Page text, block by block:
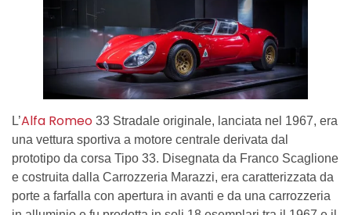
L’Alfa Romeo 33 Stradale originale, lanciata nel 1967, era
una vettura sportiva a motore centrale derivata dal
prototipo da corsa Tipo 33. Disegnata da Franco Scaglione
e costruita dalla Carrozzeria Marazzi, era caratterizzata da
porte a farfalla con apertura in avanti e da una carrozzeria